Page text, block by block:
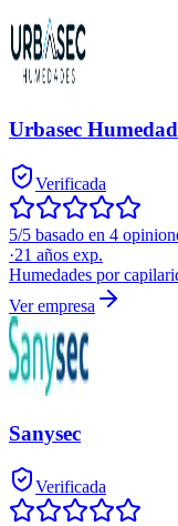
Urbasec
Verificada
5/5 basado en 4
·21 años exp.
Humedades por
Ver empresa
Sanysec
Verificada